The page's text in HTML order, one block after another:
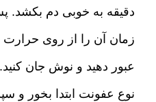
دقیقه به خوبی دم بکشد.
زمان آن را از روی حرارت
عبور دهید و نوش جان کنید.
نوع عفونت ابتدا بخور و